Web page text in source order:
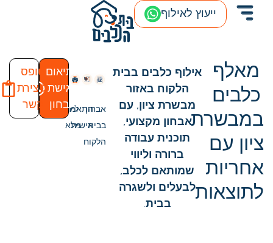
ייעוץ לאילוף
מאלף
כלבים
במבשרת
ציון עם
אחריות
לתוצאות
אילוף כלבים בבית
הלקוח באזור
מבשרת ציון, עם
אבחון מקצועי,
תוכנית עבודה
ברורה וליווי
שמותאם לכלב,
לבעלים ולשגרה
בבית.
אבחון
בבית
הלקוח
התאמה
אישית
ליווי
מלא
לתיאום
פגישת
אבחון
טופס
ליצירת
קשר